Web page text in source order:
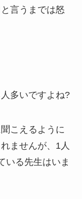
言うまでは怒
多いですよね?
こえるように
ませんが、1人
いる先生はいま